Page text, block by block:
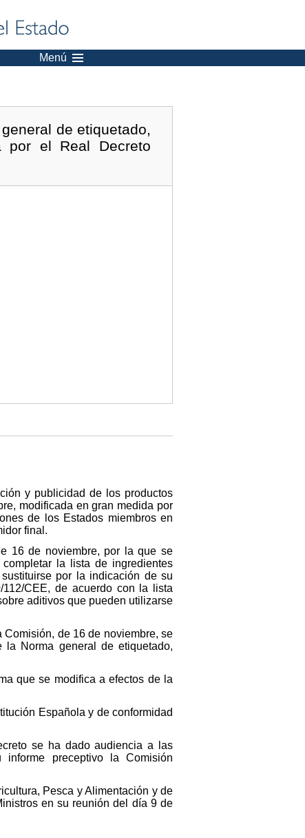
Menú
de etiquetado,
por el Real Decreto
y publicidad de los productos
modificada en gran medida por
de los Estados miembros en
final.
16 de noviembre, por la que se
la lista de ingredientes
por la indicación de su
CEE, de acuerdo con la lista
aditivos que pueden utilizarse
de 16 de noviembre, se
Norma general de etiquetado,
que se modifica a efectos de la
Española y de conformidad
se ha dado audiencia a las
preceptivo la Comisión
Pesca y Alimentación y de
en su reunión del día 9 de